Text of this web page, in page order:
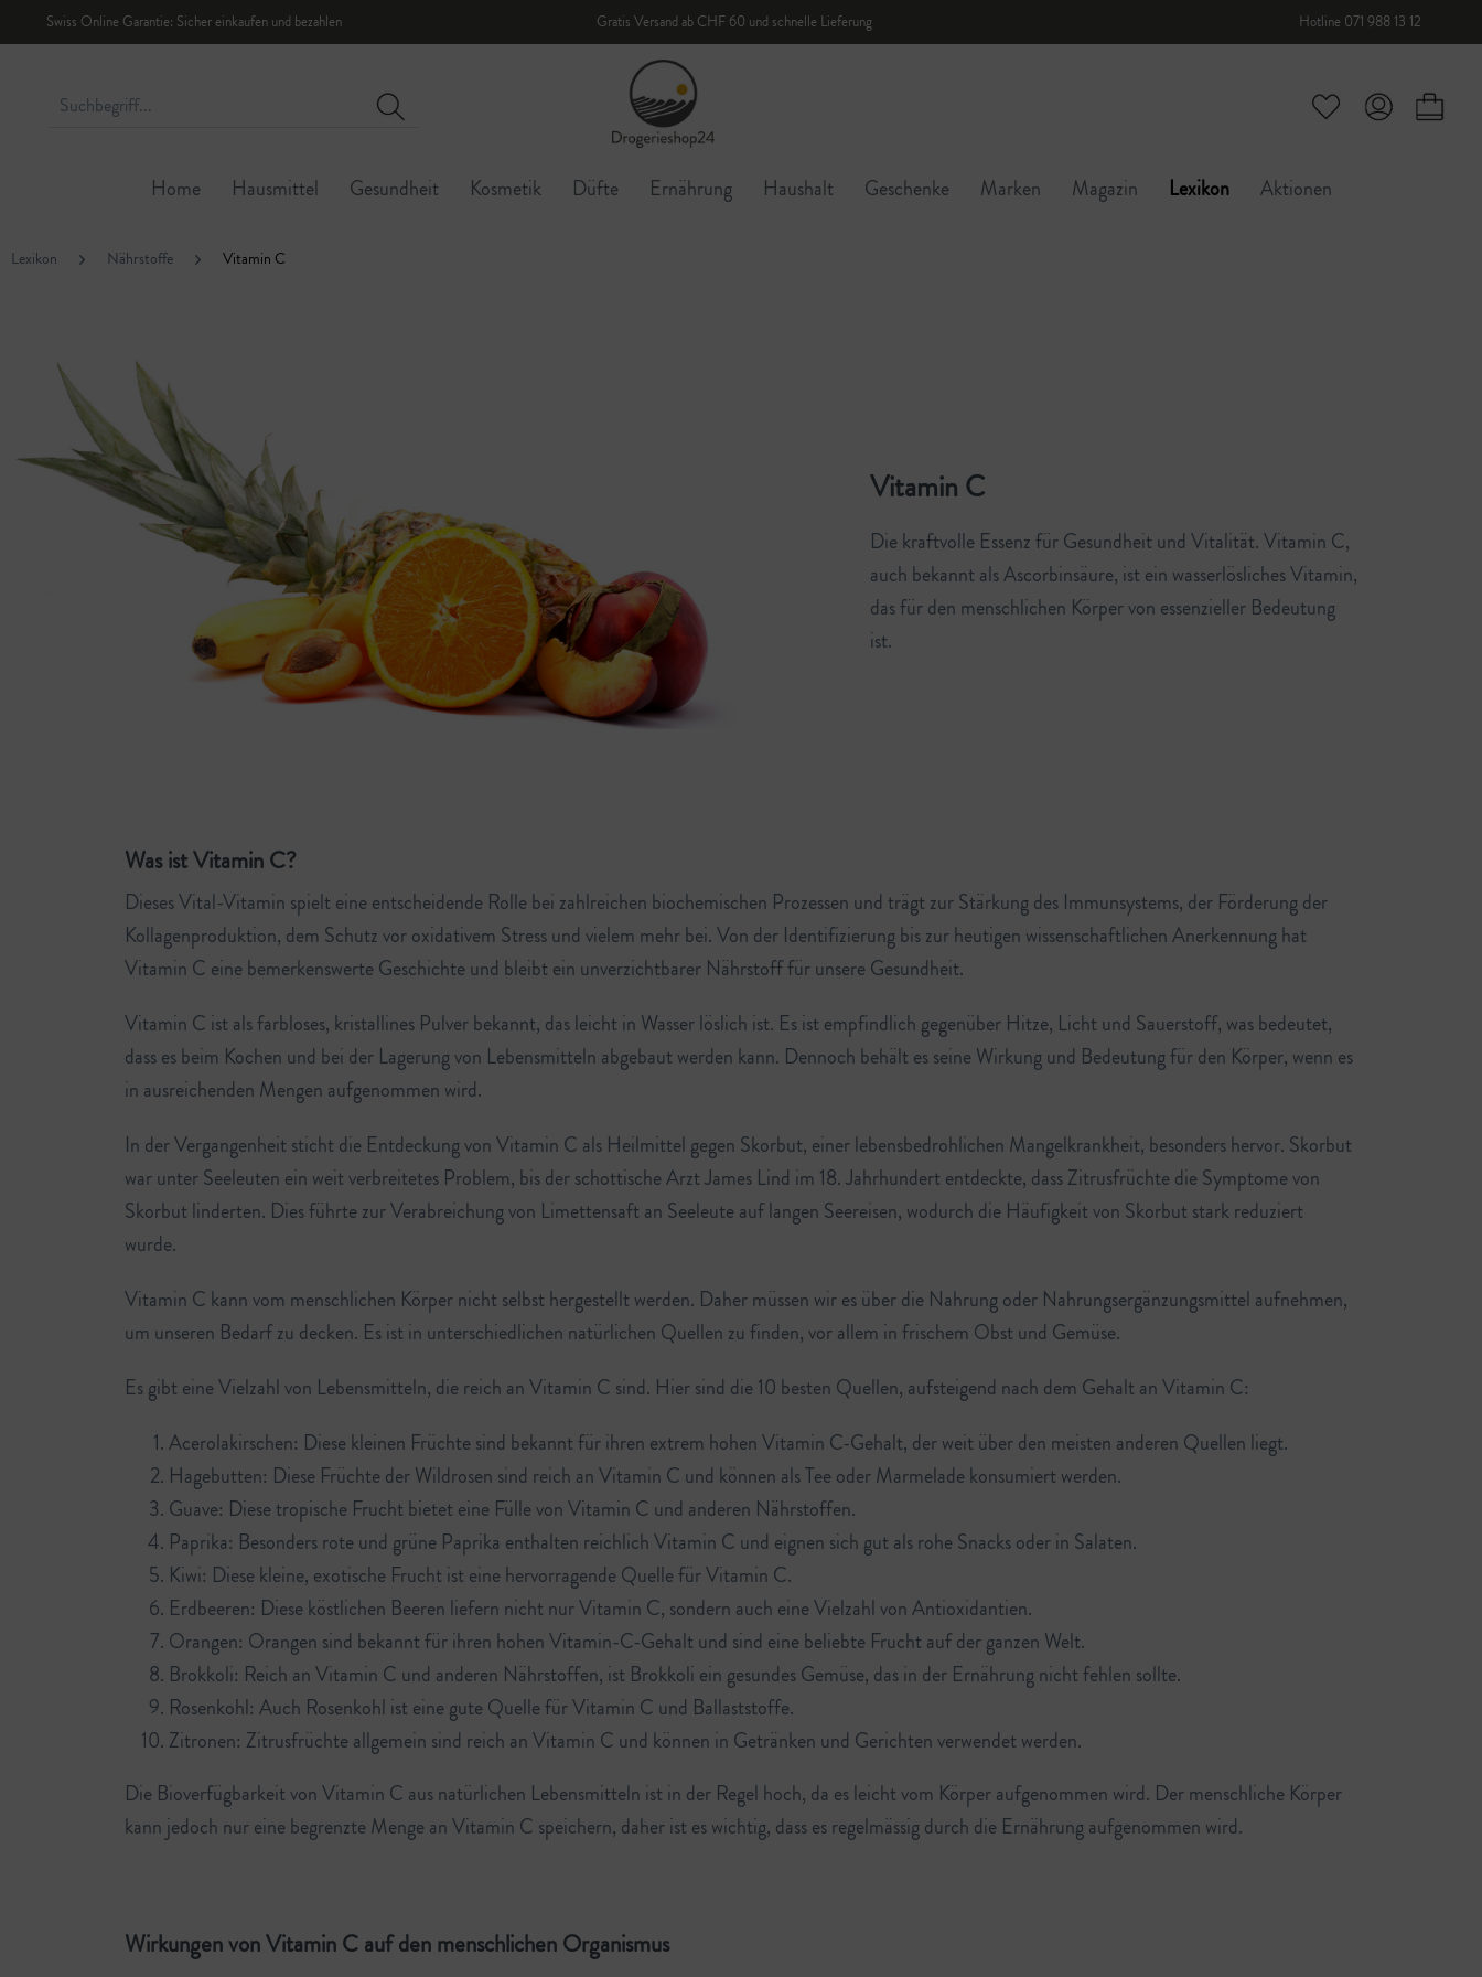
Swiss Online Garantie: Sicher einkaufen und bezahlen Gratis Versand ab CHF 60 und schnelle Lieferung Hotline 071 988 13 12
Home Hausmittel Gesundheit Kosmetik Düfte Ernährung Haushalt Geschenke Marken Magazin Lexikon Aktionen
Lexikon Nährstoffe Vitamin C
Vitamin C
Die kraftvolle Essenz für Gesundheit und Vitalität. Vitamin C,
auch bekannt als Ascorbinsäure, ist ein wasserlösliches Vitamin,
das für den menschlichen Körper von essenzieller Bedeutung
ist.
Was ist Vitamin C?
Dieses Vital-Vitamin spielt eine entscheidende Rolle bei zahlreichen biochemischen Prozessen und trägt zur Stärkung des Immunsystems, der Förderung der
Kollagenproduktion, dem Schutz vor oxidativem Stress und vielem mehr bei. Von der Identifizierung bis zur heutigen wissenschaftlichen Anerkennung hat
Vitamin C eine bemerkenswerte Geschichte und bleibt ein unverzichtbarer Nährstoff für unsere Gesundheit.
Vitamin C ist als farbloses, kristallines Pulver bekannt, das leicht in Wasser löslich ist. Es ist empfindlich gegenüber Hitze, Licht und Sauerstoff, was bedeutet,
dass es beim Kochen und bei der Lagerung von Lebensmitteln abgebaut werden kann. Dennoch behält es seine Wirkung und Bedeutung für den Körper, wenn es
in ausreichenden Mengen aufgenommen wird.
In der Vergangenheit sticht die Entdeckung von Vitamin C als Heilmittel gegen Skorbut, einer lebensbedrohlichen Mangelkrankheit, besonders hervor. Skorbut
war unter Seeleuten ein weit verbreitetes Problem, bis der schottische Arzt James Lind im 18. Jahrhundert entdeckte, dass Zitrusfrüchte die Symptome von
Skorbut linderten. Dies führte zur Verabreichung von Limettensaft an Seeleute auf langen Seereisen, wodurch die Häufigkeit von Skorbut stark reduziert
wurde.
Vitamin C kann vom menschlichen Körper nicht selbst hergestellt werden. Daher müssen wir es über die Nahrung oder Nahrungsergänzungsmittel aufnehmen,
um unseren Bedarf zu decken. Es ist in unterschiedlichen natürlichen Quellen zu finden, vor allem in frischem Obst und Gemüse.
Es gibt eine Vielzahl von Lebensmitteln, die reich an Vitamin C sind. Hier sind die 10 besten Quellen, aufsteigend nach dem Gehalt an Vitamin C:
Acerolakirschen: Diese kleinen Früchte sind bekannt für ihren extrem hohen Vitamin C-Gehalt, der weit über den meisten anderen Quellen liegt.
Hagebutten: Diese Früchte der Wildrosen sind reich an Vitamin C und können als Tee oder Marmelade konsumiert werden.
Guave: Diese tropische Frucht bietet eine Fülle von Vitamin C und anderen Nährstoffen.
Paprika: Besonders rote und grüne Paprika enthalten reichlich Vitamin C und eignen sich gut als rohe Snacks oder in Salaten.
Kiwi: Diese kleine, exotische Frucht ist eine hervorragende Quelle für Vitamin C.
Erdbeeren: Diese köstlichen Beeren liefern nicht nur Vitamin C, sondern auch eine Vielzahl von Antioxidantien.
Orangen: Orangen sind bekannt für ihren hohen Vitamin-C-Gehalt und sind eine beliebte Frucht auf der ganzen Welt.
Brokkoli: Reich an Vitamin C und anderen Nährstoffen, ist Brokkoli ein gesundes Gemüse, das in der Ernährung nicht fehlen sollte.
Rosenkohl: Auch Rosenkohl ist eine gute Quelle für Vitamin C und Ballaststoffe.
Zitronen: Zitrusfrüchte allgemein sind reich an Vitamin C und können in Getränken und Gerichten verwendet werden.
Die Bioverfügbarkeit von Vitamin C aus natürlichen Lebensmitteln ist in der Regel hoch, da es leicht vom Körper aufgenommen wird. Der menschliche Körper
kann jedoch nur eine begrenzte Menge an Vitamin C speichern, daher ist es wichtig, dass es regelmässig durch die Ernährung aufgenommen wird.
Wirkungen von Vitamin C auf den menschlichen Organismus